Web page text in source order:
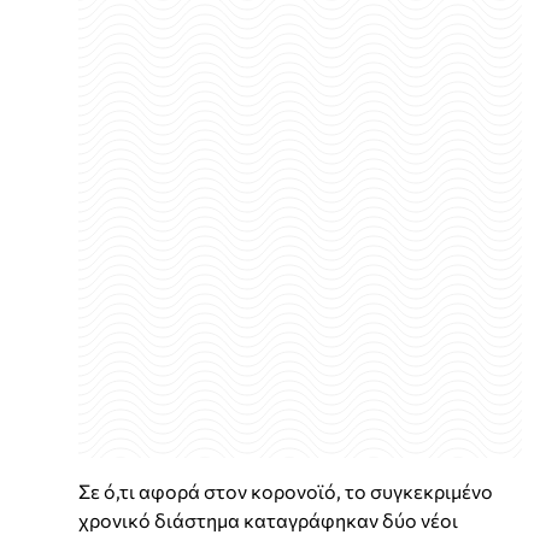
Σε ό,τι αφορά στον κορονοϊό, το συγκεκριμένο
χρονικό διάστημα καταγράφηκαν δύο νέοι